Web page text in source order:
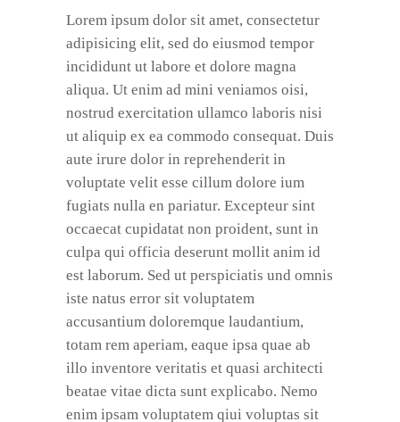
Lorem ipsum dolor sit amet, consectetur
adipisicing elit, sed do eiusmod tempor
incididunt ut labore et dolore magna
aliqua. Ut enim ad mini veniamos oisi,
nostrud exercitation ullamco laboris nisi
ut aliquip ex ea commodo consequat. Duis
aute irure dolor in reprehenderit in
voluptate velit esse cillum dolore ium
fugiats nulla en pariatur. Excepteur sint
occaecat cupidatat non proident, sunt in
culpa qui officia deserunt mollit anim id
est laborum. Sed ut perspiciatis und omnis
iste natus error sit voluptatem
accusantium doloremque laudantium,
totam rem aperiam, eaque ipsa quae ab
illo inventore veritatis et quasi architecti
beatae vitae dicta sunt explicabo. Nemo
enim ipsam voluptatem qiui voluptas sit